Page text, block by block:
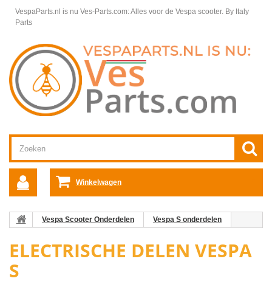
VespaParts.nl is nu Ves-Parts.com: Alles voor de Vespa scooter. By Italy
Parts
Winkelwagen
Vespa Scooter Onderdelen
Vespa S onderdelen
ELECTRISCHE DELEN VESPA
S